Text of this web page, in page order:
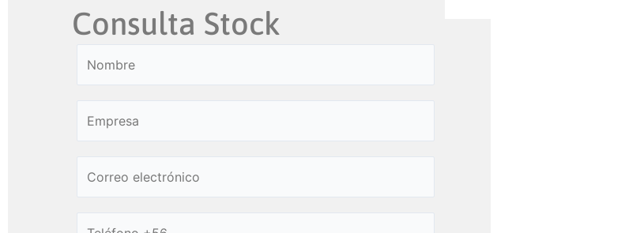
Consulta Stock